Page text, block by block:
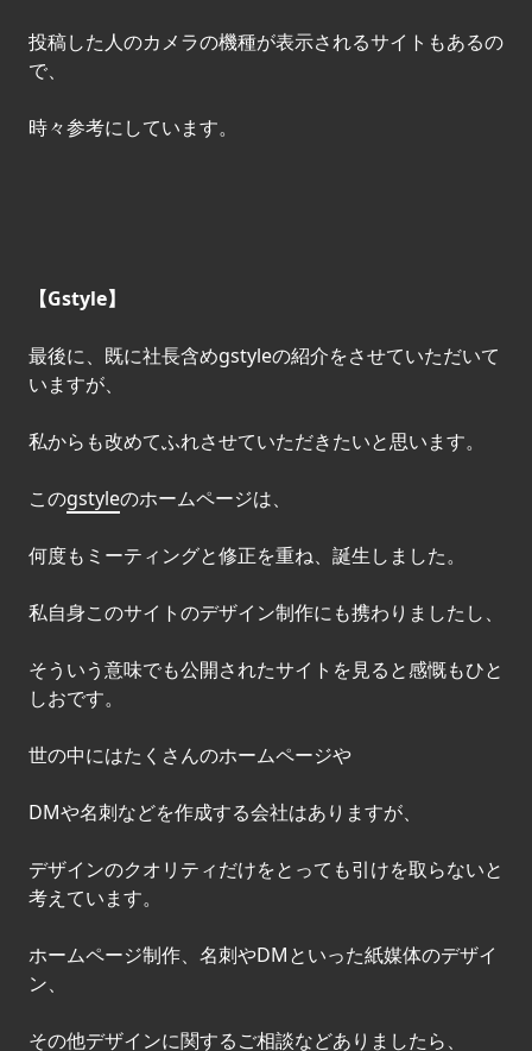
投稿した人のカメラの機種が表示されるサイトもあるの
で、
時々参考にしています。
【Gstyle】
最後に、既に社長含めgstyleの紹介をさせていただいて
いますが、
私からも改めてふれさせていただきたいと思います。
このgstyleのホームページは、
何度もミーティングと修正を重ね、誕生しました。
私自身このサイトのデザイン制作にも携わりましたし、
そういう意味でも公開されたサイトを見ると感慨もひと
しおです。
世の中にはたくさんのホームページや
DMや名刺などを作成する会社はありますが、
デザインのクオリティだけをとっても引けを取らないと
考えています。
ホームページ制作、名刺やDMといった紙媒体のデザイ
ン、
その他デザインに関するご相談などありましたら、